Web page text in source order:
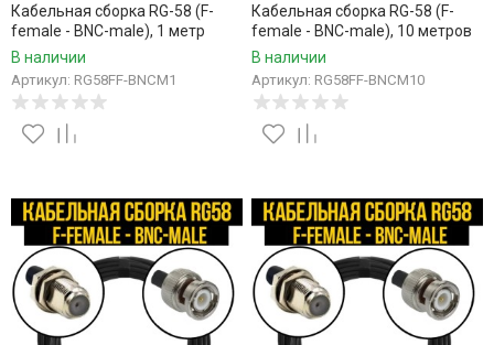
Кабельная сборка RG-58 (F-
female - BNC-male), 1 метр
В наличии
Артикул: RG58FF-BNCM1
Кабельная сборка RG-58 (F-
female - BNC-male), 10 метров
В наличии
Артикул: RG58FF-BNCM10